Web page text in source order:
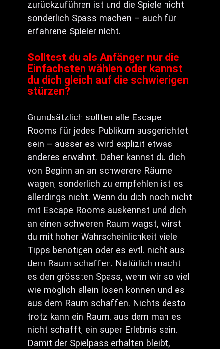
zurückzuführen ist und die Spiele nicht
sonderlich Spass machen – auch für
erfahrene Spieler nicht.
Solltest du als Anfänger nur die
Einfachsten wählen oder kannst
du dich gleich auf die schwierigen
stürzen?
Grundsätzlich sollten alle Escape
Rooms für jedes Publikum ausgerichtet
sein – ausser es wird explizit etwas
anderes erwähnt. Daher kannst du dich
von Beginn an an schwerere Räume
wagen, sonderlich zu empfehlen ist es
allerdings nicht. Wenn du dich noch nicht
mit Escape Rooms auskennst und dich
an einen schweren Raum wagst, wirst
du mit hoher Wahrscheinlichkeit viele
Tipps benötigen oder es evtl. nicht aus
dem Raum schaffen. Natürlich macht
es den grössten Spass, wenn wir so viel
wie möglich allein lösen können und es
aus dem Raum schaffen. Nichts desto
trotz kann ein Raum, aus dem man es
nicht schafft, ein super Erlebnis sein.
Damit der Spielpass erhalten bleibt,